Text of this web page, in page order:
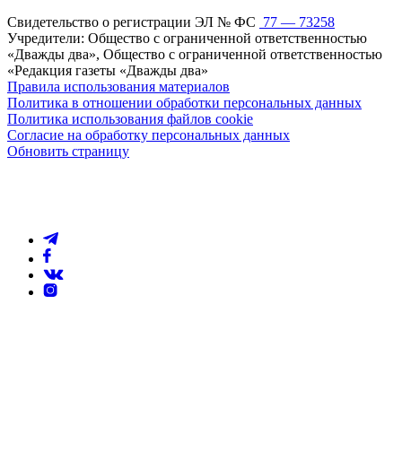
Свидетельство о регистрации ЭЛ № ФС 77 — 73258
Учредители: Общество с ограниченной ответственностью
«Дважды два», Общество с ограниченной ответственностью
«Редакция газеты «Дважды два»
Правила использования материалов
Политика в отношении обработки персональных данных
Политика использования файлов cookie
Согласие на обработку персональных данных
Обновить страницу